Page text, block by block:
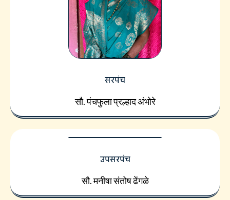
सरपंच
सौ. पंचफुला प्रल्हाद अंभोरे
उपसरपंच
सौ. मनीषा संतोष ढेंगळे